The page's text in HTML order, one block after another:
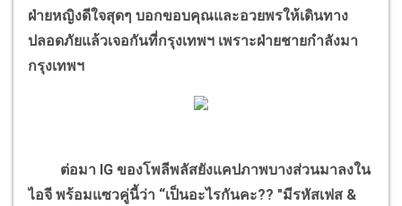
ฝ่ายหญิงดีใจสุดๆ บอกขอบคุณและอวยพรให้เดินทาง
ปลอดภัยแล้วเจอกันที่กรุงเทพฯ เพราะฝ่ายชายกำลังมา
กรุงเทพฯ
ต่อมา IG ของโพลีพลัสยังแคปภาพบางส่วนมาลงใน
ไอจี พร้อมแซวคู่นี้ว่า “เป็นอะไรกันคะ?? "มีรหัสเฟส &